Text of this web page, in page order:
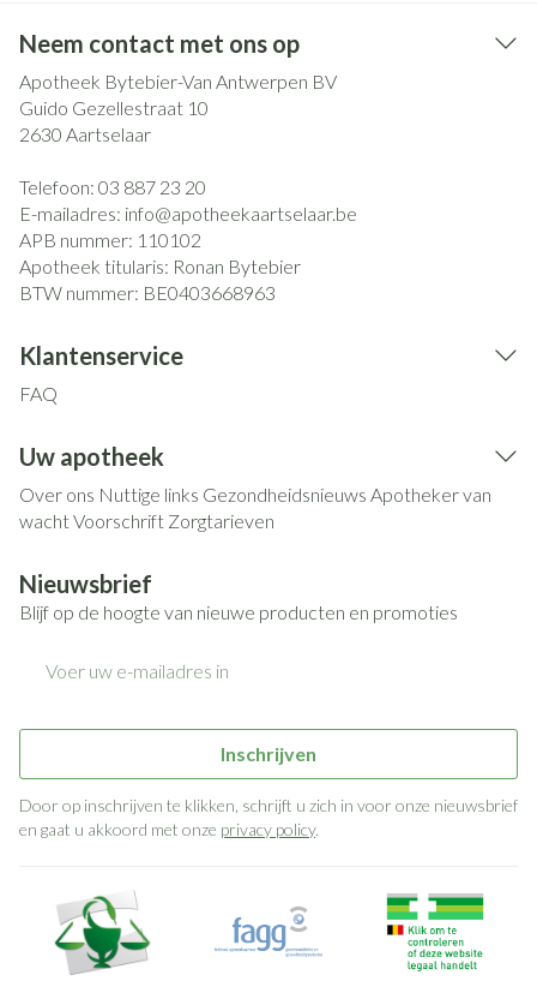
Neem contact met ons op
Apotheek Bytebier-Van Antwerpen BV
Guido Gezellestraat 10
2630 Aartselaar
Telefoon: 03 887 23 20
E-mailadres: info@apotheekaartselaar.be
APB nummer: 110102
Apotheek titularis: Ronan Bytebier
BTW nummer: BE0403668963
Klantenservice
FAQ
Uw apotheek
Over ons Nuttige links Gezondheidsnieuws Apotheker van
wachtVoorschrift Zorgtarieven
Nieuwsbrief
Blijf op de hoogte van nieuwe producten en promoties
Inschrijven
Door op inschrijven te klikken, schrijft u zich in voor onze nieuwsbrief
en gaat u akkoord met onze privacy policy.